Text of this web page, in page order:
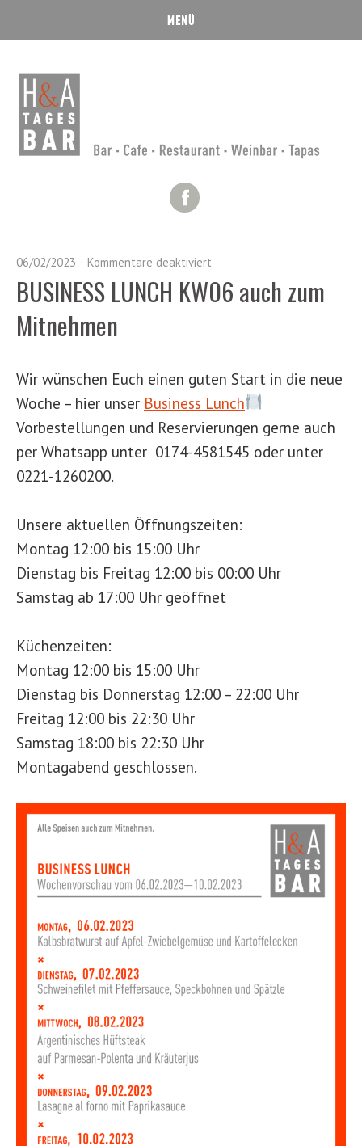
Facebook
06/02/2023 Kommentare deaktiviert
BUSINESS LUNCH KW06 auch zum
Mitnehmen
Wir wünschen Euch einen guten Start in die neue
Woche – hier unser Business Lunch
Vorbestellungen und Reservierungen gerne auch
per Whatsapp unter 0174-4581545 oder unter
0221-1260200.
Unsere aktuellen Öffnungszeiten:
Montag 12:00 bis 15:00 Uhr
Dienstag bis Freitag 12:00 bis 00:00 Uhr
Samstag ab 17:00 Uhr geöffnet
Küchenzeiten:
Montag 12:00 bis 15:00 Uhr
Dienstag bis Donnerstag 12:00 – 22:00 Uhr
Freitag 12:00 bis 22:30 Uhr
Samstag 18:00 bis 22:30 Uhr
Montagabend geschlossen.